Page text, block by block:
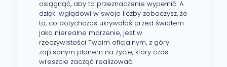
osiągnąć, aby to przeznaczenie wypełnić. A
dzięki wglądowi w swoje liczby zobaczysz, że
to, co dotychczas ukrywałaś przed światem
jako nierealne marzenie, jest w
rzeczywistości Twoim oficjalnym, z góry
zapisanym planem na życie, który czas
wreszcie zacząć realizować.